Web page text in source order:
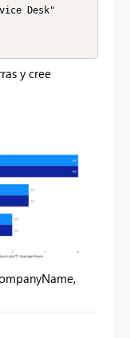
y cree